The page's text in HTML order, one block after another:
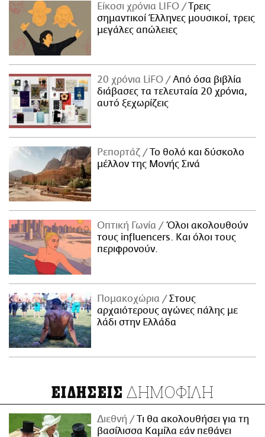
Είκοσι χρόνια LIFO
Tρεις
σημαντικοί Έλληνες μουσικοί, τρεις
μεγάλες απώλειες
20 χρόνια LiFO
Από όσα βιβλία
διάβασες τα τελευταία 20 χρόνια,
αυτό ξεχωρίζεις
Ρεπορτάζ
Το θολό και δύσκολο
μέλλον της Μονής Σινά
Οπτική Γωνία
Όλοι ακολουθούν
τους influencers. Και όλοι τους
περιφρονούν.
Πομακοχώρια
Στους
αρχαιότερους αγώνες πάλης με
λάδι στην Ελλάδα
ΕΙΔΗΣΕΙΣ ΔΗΜΟΦΙΛΗ
Διεθνή
Τι θα ακολουθήσει για τη
βασίλισσα Καμίλα εάν πεθάνει